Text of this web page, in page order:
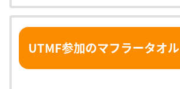
UTMF参加のマフラータオル